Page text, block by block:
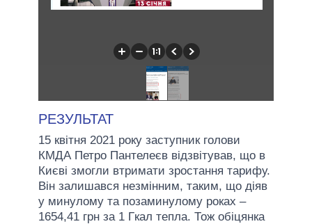
РЕЗУЛЬТАТ
15 квітня 2021 року заступник голови
КМДА Петро Пантелеєв відзвітував, що в
Києві змогли втримати зростання тарифу.
Він залишався незмінним, таким, що діяв
у минулому та позаминулому роках –
1654,41 грн за 1 Гкал тепла. Тож обіцянка